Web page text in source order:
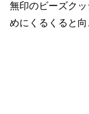
無印のビーズク
めにくるくると向